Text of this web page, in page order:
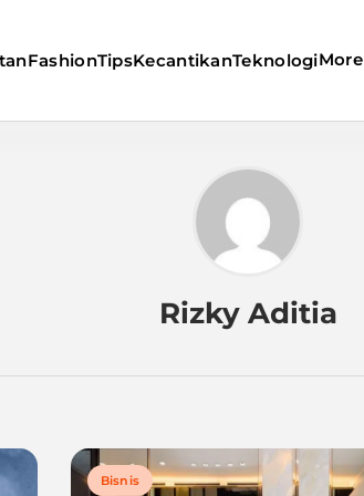
FashionTipsKecantikanTeknologiMore
Rizky Aditia
Bisnis